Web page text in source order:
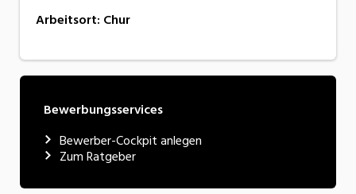
Arbeitsort: Chur
Bewerbungsservices
Bewerber-Cockpit anlegen
Zum Ratgeber